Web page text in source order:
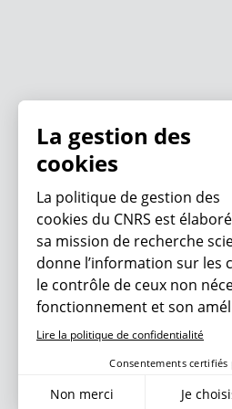
La gestion des
cookies
La politique de gestion des
cookies du CNRS est
sa mission de recherche
donne l’information sur les
le contrôle de ceux non
fonctionnement et son
Lire la politique de confidentialité
Consentements certifiés
Non merci Je